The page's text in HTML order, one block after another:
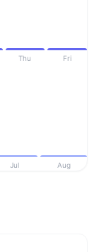
Thu Fri
Jul Aug